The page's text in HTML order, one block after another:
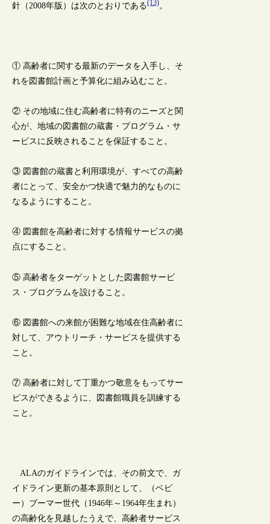
針（2008年版）は次のとおりである(13)。
① 高齢者に関する最新のデータを入手し、そ
れを図書館計画と予算化に組み込むこと。
② その地域に住む高齢者に特有のニーズと関
心が、地域の図書館の蔵書・プログラム・サ
ービスに反映されることを保証すること。
③ 図書館の蔵書と利用環境が、すべての高齢
者にとって、安全かつ快適で魅力的なものに
なるようにすること。
④ 図書館を高齢者に対する情報サービスの拠
点にすること。
⑤ 高齢者をターゲットとした図書館サービ
ス・プログラムを設けること。
⑥ 図書館への来館が困難な地域在住高齢者に
対して、アウトリーチ・サービスを提供する
こと。
⑦ 高齢者に対して丁重かつ敬意をもってサー
ビスができるように、図書館職員を訓練する
こと。
ALAのガイドラインでは、その前文で、ガ
イドライン更新の基本原則として、（ベビ
ー）ブーマー世代（1946年～1964年生まれ）
の高齢化を見越したうえで、高齢者サービス